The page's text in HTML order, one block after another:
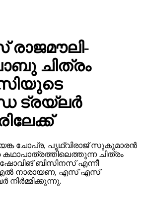
ചിത്രം
ട്രയ്ലർ
ചോപ്ര, പൃഥ്വിരാജ് സുകുമാരൻ
കഥാപാത്രത്തിലെത്തുന്ന ചിത്രം
ബിസിനസ് എന്നീ
നാരായണ, എസ് എസ്
നിർമ്മിക്കുന്നു.